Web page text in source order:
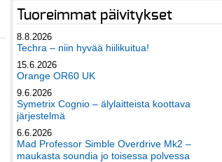
Tuoreimmat päivitykset
8.8.2026
Techra – niin hyvää hiilikuitua!
15.6.2026
Orange OR60 UK
9.6.2026
Symetrix Cognio – älylaitteista koottava
järjestelmä
6.6.2026
Mad Professor Simble Overdrive Mk2 –
maukasta soundia jo toisessa polvessa